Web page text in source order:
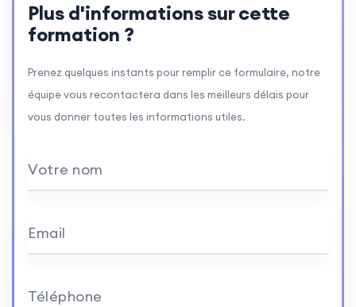
Plus d'informations sur cette
formation ?
Prenez quelques instants pour remplir ce formulaire, notre
équipe vous recontactera dans les meilleurs délais pour
vous donner toutes les informations utiles.
Votre nom
Email
Téléphone